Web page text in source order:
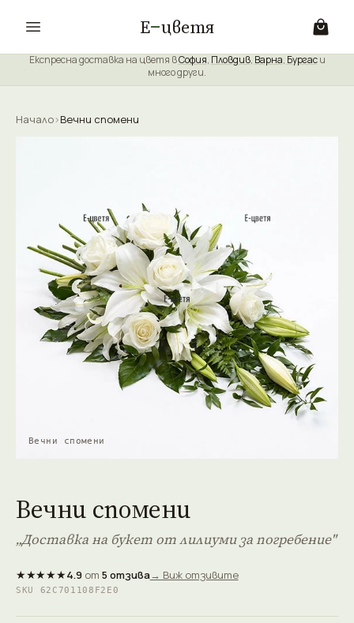
Е цветя
Експресна доставка на цветя вСофия, Пловдив, Варна, Бургаси
много други.
Начало›Вечни спомени
Вечни спомени
Вечни спомени
„Доставка на букет от лилиуми за погребение"
★★★★★4.9от 5 отзива→ Виж отзивите
SKU 62C701108F2E0